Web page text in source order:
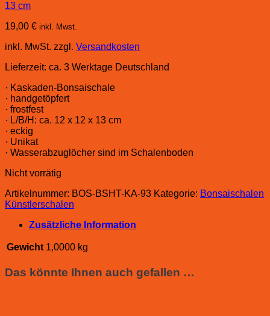
19,00 € inkl. Mwst.
inkl. MwSt. zzgl. Versandkosten
Lieferzeit: ca. 3 Werktage Deutschland
· Kaskaden-Bonsaischale
· handgetöpfert
· frostfest
· L/B/H: ca. 12 x 12 x 13 cm
· eckig
· Unikat
· Wasserabzuglöcher sind im Schalenboden
Nicht vorrätig
Artikelnummer: BOS-BSHT-KA-93 Kategorie: Bonsaischalen
Künstlerschalen
Zusätzliche Information
Gewicht 1,0000 kg
Das könnte Ihnen auch gefallen …